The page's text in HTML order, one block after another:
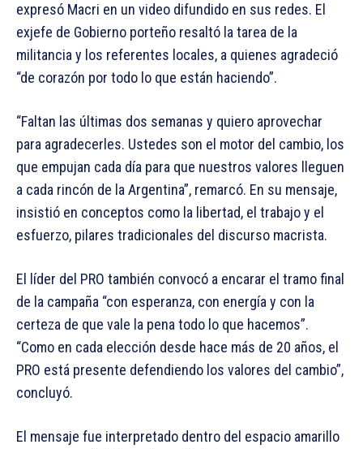
expresó Macri en un video difundido en sus redes. El
exjefe de Gobierno porteño resaltó la tarea de la
militancia y los referentes locales, a quienes agradeció
“de corazón por todo lo que están haciendo”.
“Faltan las últimas dos semanas y quiero aprovechar
para agradecerles. Ustedes son el motor del cambio, los
que empujan cada día para que nuestros valores lleguen
a cada rincón de la Argentina”, remarcó. En su mensaje,
insistió en conceptos como la libertad, el trabajo y el
esfuerzo, pilares tradicionales del discurso macrista.
El líder del PRO también convocó a encarar el tramo final
de la campaña “con esperanza, con energía y con la
certeza de que vale la pena todo lo que hacemos”.
“Como en cada elección desde hace más de 20 años, el
PRO está presente defendiendo los valores del cambio”,
concluyó.
El mensaje fue interpretado dentro del espacio amarillo